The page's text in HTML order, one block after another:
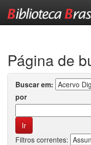
Página de
Buscar em:
por
Filtros correntes: